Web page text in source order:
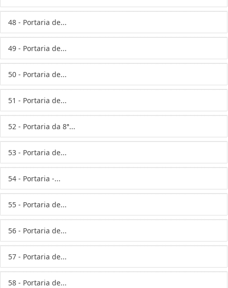
48 - Portaria de...
49 - Portaria de...
50 - Portaria de...
51 - Portaria de...
52 - Portaria da 8ª...
53 - Portaria de...
54 - Portaria -...
55 - Portaria de...
56 - Portaria de...
57 - Portaria de...
58 - Portaria de...